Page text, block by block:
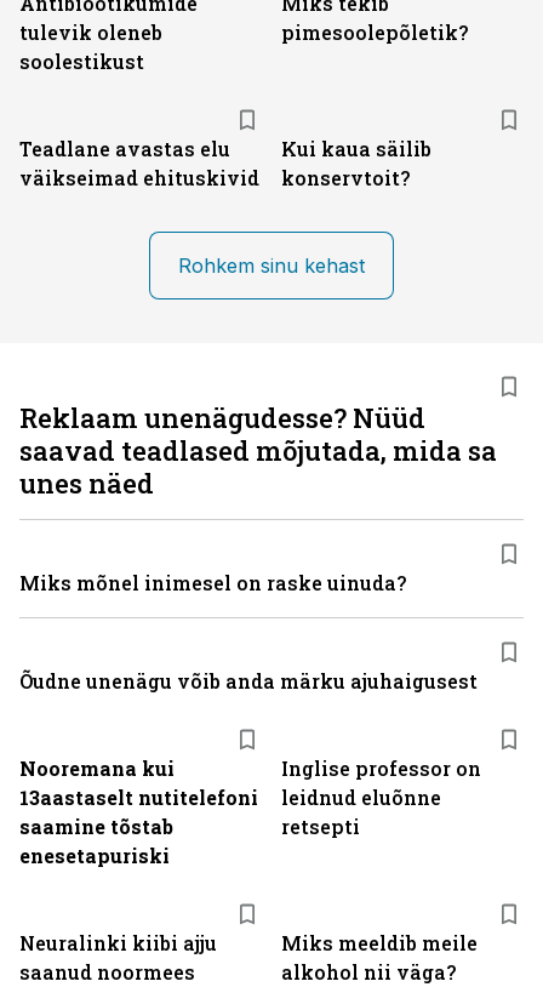
tulevik oleneb
soolestikust
pimesoolepõletik?
Teadlane avastas elu
väikseimad ehituskivid
Kui kaua säilib
konservtoit?
Rohkem sinu kehast
Nooremana kui
13aastaselt nutitelefoni
saamine tõstab
enesetapuriski
Inglise professor on
leidnud eluõnne
retsepti
Neuralinki kiibi ajju
saanud noormees
Miks meeldib meile
alkohol nii väga?
Reklaam unenägudesse? Nüüd
saavad teadlased mõjutada, mida sa
unes näed
Miks mõnel inimesel on raske uinuda?
Õudne unenägu võib anda märku ajuhaigusest